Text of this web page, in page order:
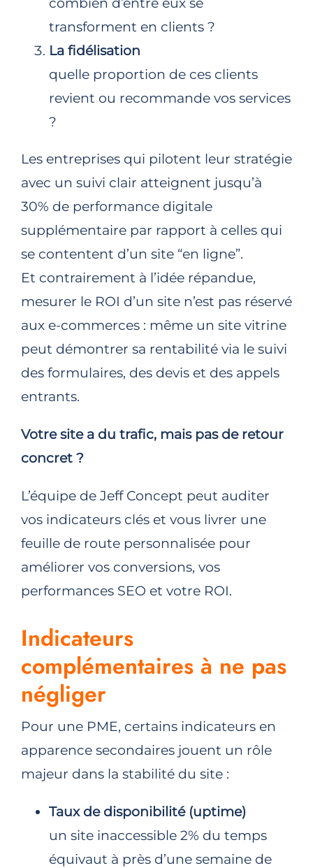
transforment en clients ?
La fidélisation
quelle proportion de ces clients
revient ou recommande vos services
?
Les entreprises qui pilotent leur stratégie
avec un suivi clair atteignent jusqu’à
30% de performance digitale
supplémentaire par rapport à celles qui
se contentent d’un site “en ligne”.​
Et contrairement à l’idée répandue,
mesurer le ROI d’un site n’est pas réservé
aux e-commerces : même un site vitrine
peut démontrer sa rentabilité via le suivi
des formulaires, des devis et des appels
entrants.
Votre site a du trafic, mais pas de retour
concret ?
L’équipe de Jeff Concept peut auditer
vos indicateurs clés et vous livrer une
feuille de route personnalisée pour
améliorer vos conversions, vos
performances SEO et votre ROI.
Indicateurs
complémentaires à ne pas
négliger
Pour une PME, certains indicateurs en
apparence secondaires jouent un rôle
majeur dans la stabilité du site :
Taux de disponibilité (uptime)
un site inaccessible 2% du temps
équivaut à près d’une semaine de